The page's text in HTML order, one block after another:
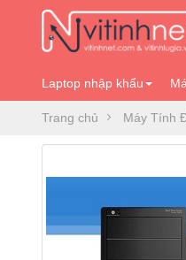
Laptop nhập khẩu
Trang chủ Máy Tính